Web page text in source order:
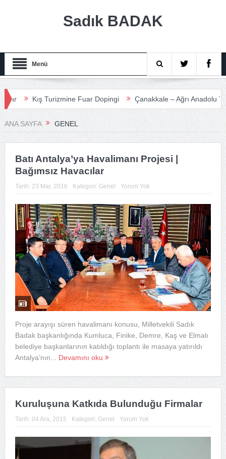
Sadık BADAK
Menü
Kış Turizmine Fuar Dopingi Çanakkale – Ağrı Anadolu Turizm
ANA SAYFA GENEL
Batı Antalya’ya Havalimanı Projesi |
Bağımsız Havacılar
Tarih: 23 Mar, 2016 Kategori: Genel Yorum Yok
Proje arayışı süren havalimanı konusu, Milletvekili Sadık
Badak başkanlığında Kumluca, Finike, Demre, Kaş ve Elmalı
belediye başkanlarının katıldığı toplantı ile masaya yatırıldı
Antalya’nın... Devamını oku
Kuruluşuna Katkıda Bulunduğu Firmalar
Tarih: 04 Ara, 2015 Kategori: Genel Yorum Yok